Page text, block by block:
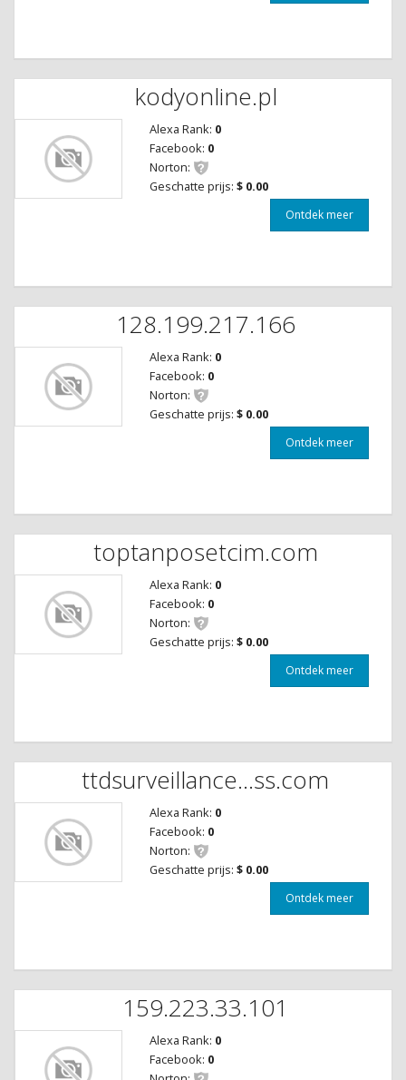
kodyonline.pl
Alexa Rank: 0
Facebook: 0
Norton:
Geschatte prijs: $ 0.00
Ontdek meer
128.199.217.166
Alexa Rank: 0
Facebook: 0
Norton:
Geschatte prijs: $ 0.00
Ontdek meer
toptanposetcim.com
Alexa Rank: 0
Facebook: 0
Norton:
Geschatte prijs: $ 0.00
Ontdek meer
ttdsurveillance...ss.com
Alexa Rank: 0
Facebook: 0
Norton:
Geschatte prijs: $ 0.00
Ontdek meer
159.223.33.101
Alexa Rank: 0
Facebook: 0